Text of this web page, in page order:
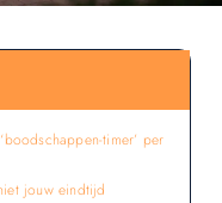
timer’ per
jouw eindtijd